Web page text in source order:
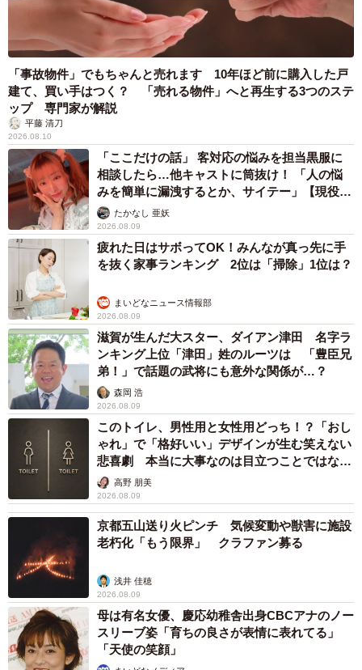
「事故物件」でもちゃんと売れます 10年ほど前に購入した戸
建て、買い手はつく？ 「売れる物件」へと再生する3つのステ
ップ 専門家が解説
平藤 清刀
2026.08.10
「ここだけの話」 客対応の悩みを担当黒服に
相談したら…他キャストに筒抜け！ 「人の悩
みを簡単に漏洩するとか、サイテー」【現役キ
ャストに取材】
たかなし 亜妖
2026.08.09
疲れた日はサボってOK！みんなが真っ先に手
を抜く家事ランキング 2位は「掃除」1位は？
まいどなニュース情報部
2026.08.09
滋賀が生んだ大スター、ダイアン津田 名字ラ
ンキング上位「津田」姓のルーツは 「豊臣兄
弟！」で話題の武将にも意外な関係が…？
森岡 浩
2026.08.09
このトイレ、男性用と女性用どっち！？「おし
ゃれ」で「格好いい」デザインが生む笑えない
悲喜劇 本当に大事なのは目立つことではな
く…高野 朋美
2026.08.09
京都五山送り火ピンチ 気候変動や獣害に施設
老朽化「もう限界」 クラファン募る
浅井 佳穂
2026.08.09
母は有名女優、慶応幼稚舎出身CBCアナのノー
スリーブ姿「育ちの良さが表情に表れてる」
「天使の笑顔」